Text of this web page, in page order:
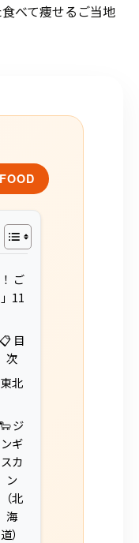
べて痩せるご当地
ご
11
📋 目
次
北
🐑 ジ
ンギ
スカ
ン
（北
海
道）